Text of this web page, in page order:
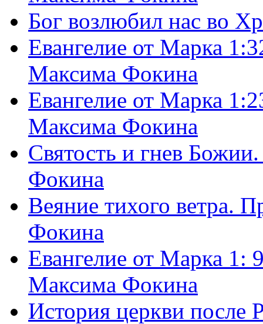
Бог возлюбил нас во
Евангелие от Марка
Максима Фокина
Евангелие от Марка
Максима Фокина
Святость и гнев
Фокина
Веяние тихого ветра.
Фокина
Евангелие от Марка 1:
Максима Фокина
История церкви